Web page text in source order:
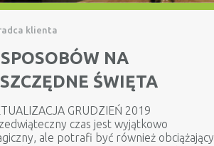
klienta
NA
ŚWIĘTA
GRUDZIEŃ 2019
czas jest wyjątkowo
ale potrafi być również obciążający